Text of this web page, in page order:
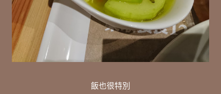
飯也很特別